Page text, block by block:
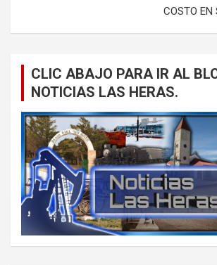
COSTO EN
CLIC ABAJO PARA IR AL
NOTICIAS LAS HERAS.